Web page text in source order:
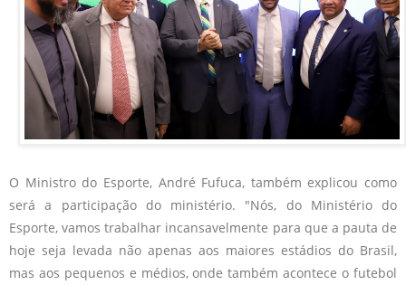
O Ministro do Esporte, André Fufuca, também explicou como
será a participação do ministério. "Nós, do Ministério do
Esporte, vamos trabalhar incansavelmente para que a pauta de
hoje seja levada não apenas aos maiores estádios do Brasil,
mas aos pequenos e médios, onde também acontece o futebol